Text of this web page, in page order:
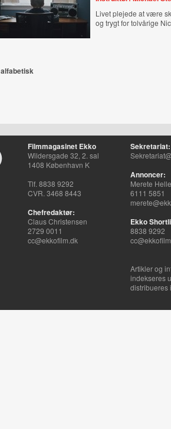
Livet plejede at være
og trygt for tolvårige
alfabetisk
Filmmagasinet Ekko
Wildersgade 32, 2. sal
1408 København K
Tlf. 8838 9292
CVR. 3468 8443
Chefredaktør:
Claus Christensen
2729 0011
cc@ekkofilm.dk
Sekretariat:
Annoncer:
Merete
6111 5851
Ekko
8838 9292
Artikler og
indekseres
distribueres